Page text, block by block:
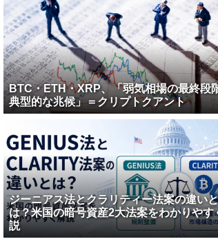
BTC・ETH・XRP、「弱気相場の最終段
典型的な兆候」＝クリプトクアント
ジーニアス法とクラリティー法案の違いと
は？米国の暗号資産2大法案をわかりやす
説